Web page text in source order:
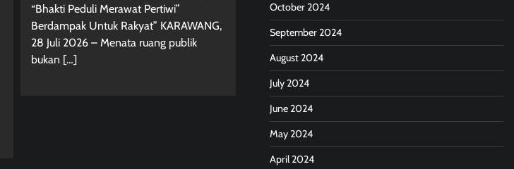
“Bhakti Peduli Merawat Pertiwi”
Berdampak Untuk Rakyat” KARAWANG,
28 Juli 2026 – Menata ruang publik
bukan […]
October 2024
September 2024
August 2024
July 2024
June 2024
May 2024
April 2024